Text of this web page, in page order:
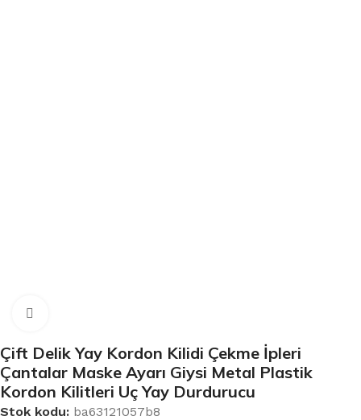
Çift Delik Yay Kordon Kilidi Çekme İpleri
Çantalar Maske Ayarı Giysi Metal Plastik
Kordon Kilitleri Uç Yay Durdurucu
Stok kodu: ba63121057b8